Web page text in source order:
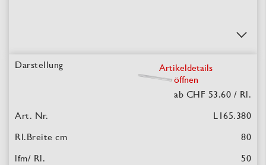
Artikeldetails
öffnen
ab CHF 53.60 / Rl.
L165.380
80
50